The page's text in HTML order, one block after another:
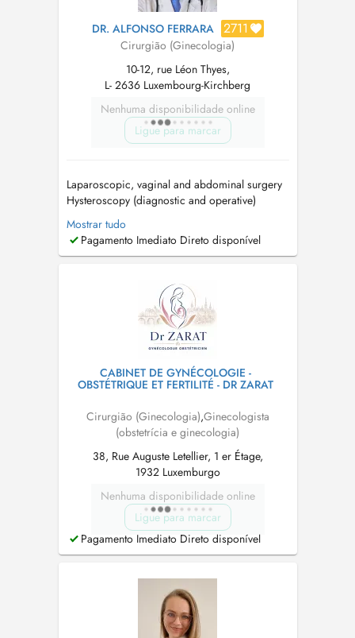
DR. ALFONSO FERRARA 2711
Cirurgião (Ginecologia)
10-12, rue Léon Thyes,
L- 2636 Luxembourg-Kirchberg
Nenhuma disponibilidade online
Ligue para marcar
Laparoscopic, vaginal and abdominal surgery
Hysteroscopy (diagnostic and operative)
Gynecological oncology (diagnosis and
surgical treatment) Urogynecology Pelvic
functional disorders Pelvic inflammatory
Cancer screening Pelvic ultrasounds Obste...
Mostrar tudo
Pagamento Imediato Direto disponível
CABINET DE GYNÉCOLOGIE -
OBSTÉTRIQUE ET FERTILITÉ - DR ZARAT
Cirurgião (Ginecologia),Ginecologista
(obstetrícia e ginecologia)
38, Rue Auguste Letellier, 1 er Étage,
1932 Luxemburgo
Nenhuma disponibilidade online
Ligue para marcar
Pagamento Imediato Direto disponível